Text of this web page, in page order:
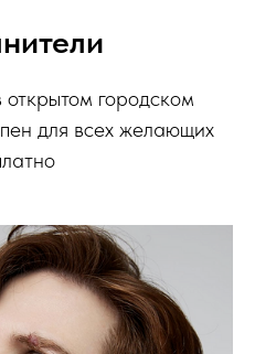
городском
для всех желающих